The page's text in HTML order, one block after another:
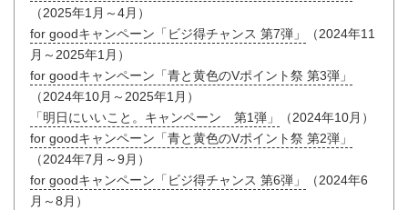
（2025年1月～4月）
for goodキャンペーン「ビジ得チャンス 第7弾」
（2024年11
月～2025年1月）
for goodキャンペーン「青と黄色のVポイント祭 第3弾」
（2024年10月～2025年1月）
「明日にいいこと。キャンペーン 第1弾」
（2024年10月）
for goodキャンペーン「青と黄色のVポイント祭 第2弾」
（2024年7月～9月）
for goodキャンペーン「ビジ得チャンス 第6弾」
（2024年6
月～8月）